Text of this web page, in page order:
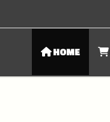
HOME